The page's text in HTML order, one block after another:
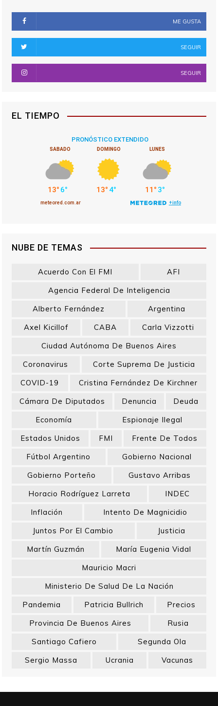
ME GUSTA
SEGUIR
SEGUIR
EL TIEMPO
NUBE DE TEMAS
Acuerdo Con El FMI
AFI
Agencia Federal De Inteligencia
Alberto Fernández
Argentina
Axel Kicillof
CABA
Carla Vizzotti
Ciudad Autónoma De Buenos Aires
Coronavirus
Corte Suprema De Justicia
COVID-19
Cristina Fernández De Kirchner
Cámara De Diputados
Denuncia
Deuda
Economía
Espionaje Ilegal
Estados Unidos
FMI
Frente De Todos
Fútbol Argentino
Gobierno Nacional
Gobierno Porteño
Gustavo Arribas
Horacio Rodríguez Larreta
INDEC
Inflación
Intento De Magnicidio
Juntos Por El Cambio
Justicia
Martín Guzmán
María Eugenia Vidal
Mauricio Macri
Ministerio De Salud De La Nación
Pandemia
Patricia Bullrich
Precios
Provincia De Buenos Aires
Rusia
Santiago Cafiero
Segunda Ola
Sergio Massa
Ucrania Vacunas